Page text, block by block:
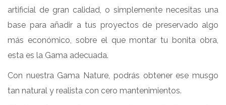
artificial de gran calidad, o simplemente necesitas una
base para añadir a tus proyectos de preservado algo
más económico, sobre el que montar tu bonita obra,
esta es la Gama adecuada.
Con nuestra Gama Nature, podrás obtener ese musgo
tan natural y realista con cero mantenimientos.